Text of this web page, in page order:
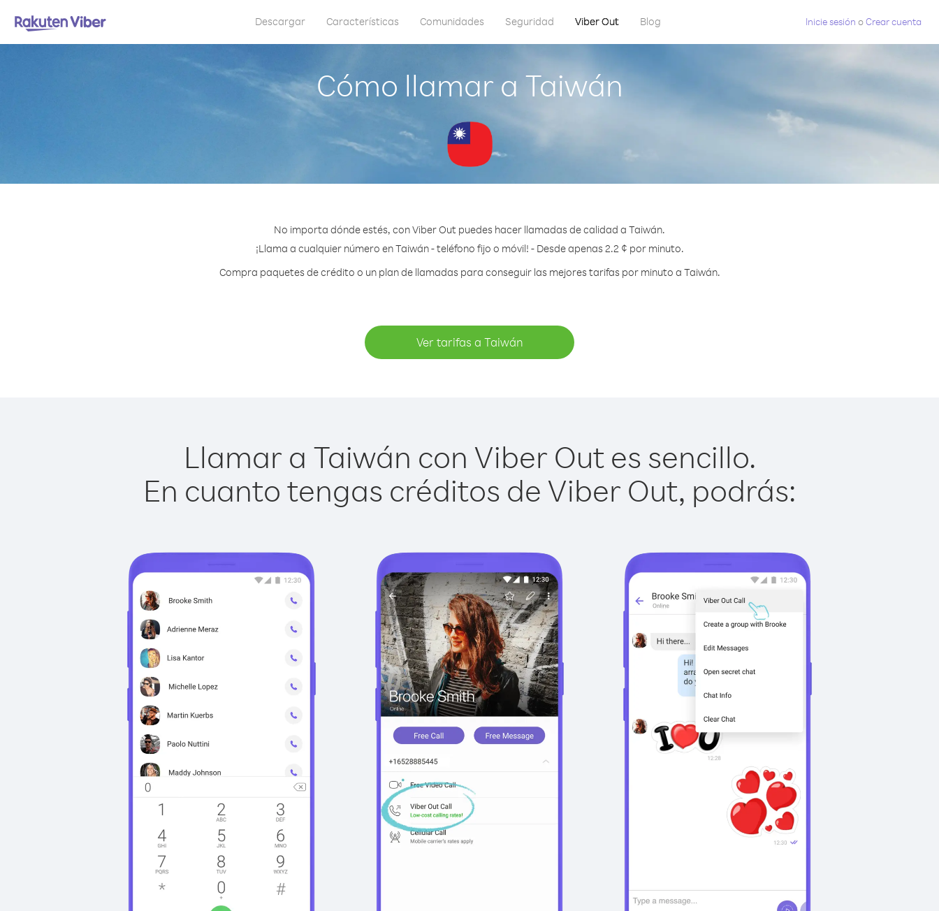
Descargar Características Comunidades Seguridad Viber Out Blog Inicie sesión oCrear cuenta
Cómo llamar a Taiwán
No importa dónde estés, con Viber Out puedes hacer llamadas de calidad a Taiwán.
¡Llama a cualquier número en Taiwán - teléfono fijo o móvil! - Desde apenas 2.2 ¢ por minuto.
Compra paquetes de crédito o un plan de llamadas para conseguir las mejores tarifas por minuto a Taiwán.
Ver tarifas a Taiwán
Llamar a Taiwán con Viber Out es sencillo.
En cuanto tengas créditos de Viber Out, podrás: